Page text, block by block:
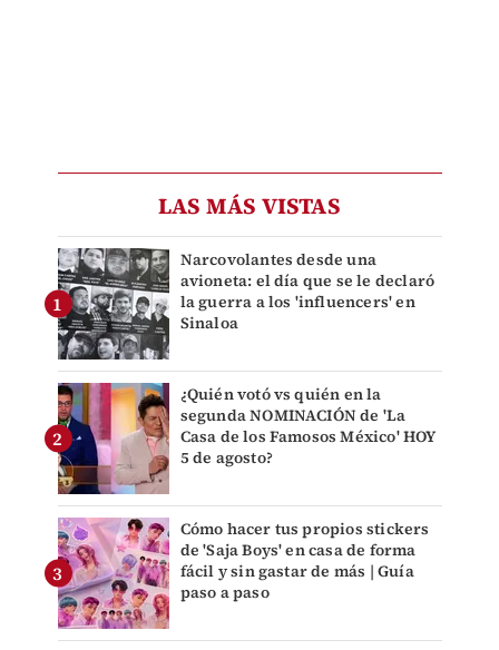
LAS MÁS VISTAS
Narcovolantes desde una
avioneta: el día que se le declaró
la guerra a los 'influencers' en
Sinaloa
¿Quién votó vs quién en la
segunda NOMINACIÓN de 'La
Casa de los Famosos México' HOY
5 de agosto?
Cómo hacer tus propios stickers
de 'Saja Boys' en casa de forma
fácil y sin gastar de más | Guía
paso a paso